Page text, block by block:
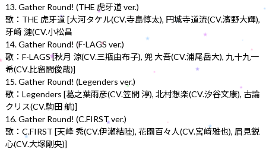
13. Gather Round! (THE 虎牙道 ver.)
歌：THE 虎牙道 [大河タケル(CV.寺島惇太), 円城寺道流(CV.濱野大輝),
牙崎 漣(CV.小松昌
14. Gather Round! (F-LAGS ver.)
歌：F-LAGS [秋月 涼(CV.三瓶由布子), 兜 大吾(CV.浦尾岳大), 九十九一
希(CV.比留間俊哉)]
15. Gather Round! (Legenders ver.)
歌：Legenders [葛之葉雨彦(CV.笠間 淳), 北村想楽(CV.汐谷文康), 古論
クリス(CV.駒田 航)]
16. Gather Round! (C.FIRST ver.)
歌：C.FIRST [天峰 秀(CV.伊瀬結陸), 花園百々人(CV.宮﨑雅也), 眉見鋭
心(CV.大塚剛央)]